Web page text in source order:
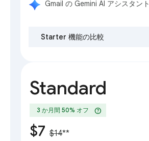
Gmail の Gemini AI アシスタント
Starter 機能の比較
Standard
3 か月間 50% オフ help
$7 $14**